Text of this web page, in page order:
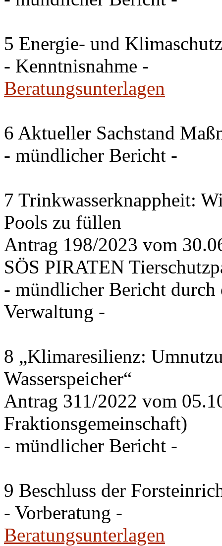
5 Energie- und
- Kenntnisnahme -
Beratungsunterlagen
6 Aktueller Sachstand
- mündlicher Bericht -
7 Trinkwasserknappheit:
Pools zu füllen
Antrag 198/2023 vom
SÖS PIRATEN
- mündlicher Bericht
Verwaltung -
8 „Klimaresilienz:
Wasserspeicher“
Antrag 311/2022 vom
Fraktionsgemeinschaft)
- mündlicher Bericht -
9 Beschluss der
- Vorberatung -
Beratungsunterlagen